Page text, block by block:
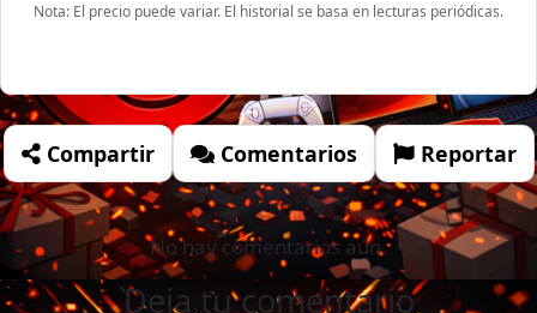
Nota: El precio puede variar. El historial se basa en lecturas periódicas.
Compartir Comentarios Reportar
No hay comentarios aún.
Deja tu comentario